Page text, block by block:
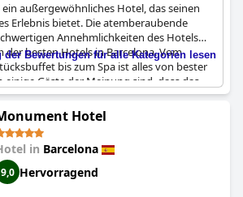
ein außergewöhnliches Hotel, das seinen
Erlebnis bietet. Die atemberaubende
Annehmlichkeiten des Hotels
der besten Hotels in Barcelona. Vom
bis zum Spa ist alles von bester
einige Gäste der Meinung sind, dass das
Sterne-Standard entspricht, sind sie sich
der besten Hotels der Stadt ist. Das luxuriöse
aber es ist jeden Cent wert. Insgesamt
zweifellos das beste Hotel der Stadt, das
und Einrichtungen bietet. Die
Annehmlichkeiten des Hotels und
für seinen außergewöhnlichen Service.
der Bewertungen für alle Kategorien lesen
Hotel
in Barcelona
9,0 Hervorragend